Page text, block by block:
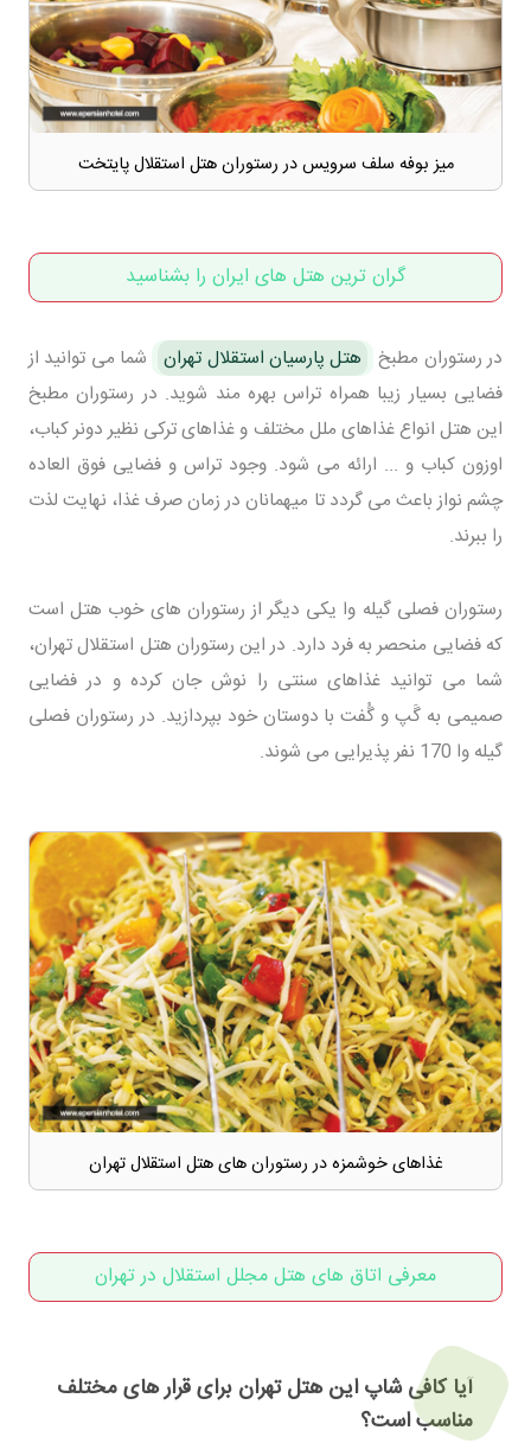
میز بوفه سلف سرویس در رستوران هتل استقلال پایتخت
گران ترین هتل های ایران را بشناسید
در رستوران مطبخ هتل پارسیان استقلال تهران شما می توانید از
فضایی بسیار زیبا همراه تراس بهره مند شوید. در رستوران مطبخ
این هتل انواع غذاهای ملل مختلف و غذاهای ترکی نظیر دونر کباب،
اوزون کباب و ... ارائه می شود. وجود تراس و فضایی فوق العاده
چشم نواز باعث می گردد تا میهمانان در زمان صرف غذا، نهایت لذت
را ببرند.
رستوران فصلی گیله وا یکی دیگر از رستوران های خوب هتل است
که فضایی منحصر به فرد دارد. در این رستوران هتل استقلال تهران،
شما می توانید غذاهای سنتی را نوش جان کرده و در فضایی
صمیمی به گَپ و گُفت با دوستان خود بپردازید. در رستوران فصلی
گیله وا 170 نفر پذیرایی می شوند.
غذاهای خوشمزه در رستوران های هتل استقلال تهران
معرفی اتاق های هتل مجلل استقلال در تهران
آیا کافی شاپ این هتل تهران برای قرار های مختلف
مناسب است؟